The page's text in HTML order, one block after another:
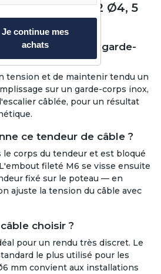
câble inox A2 Ø4, 5
de câble pour garde-
tension et de maintenir tendu un
sur un garde-corps inox,
câblée, pour un résultat
ce tendeur de câble ?
le corps du tendeur et est bloqué
fileté M6 se visse ensuite
fixé sur le poteau — en
ajuste la tension du câble avec
choisir ?
pour un rendu très discret. Le
le plus utilisé pour les
mm convient aux installations
Je continue mes
achats